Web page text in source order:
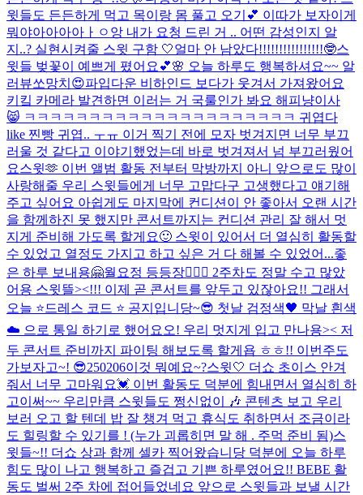
윗들도 든든하게 먹고 목이랑 몸 풀고 오기💕 이따가 보자이게
뭐야아아아아ㅏㅇ앙 내가 요청 드린 거 .. 어떤 감성인지 알
지..? 실현시켜줄 스윗 구함 🤍얼마 안 남았다!!!!!!!!!!!!!!!!🤓스
윗들 벚꽃이 예쁘게 폈어요💕🌸 오늘 하루도 행복하셔요~~ 알
러뷰쏘망치😍파입다운 비하인드 보다가 웃겨서 가져왔어요
키킼 카메라 발견하면 이러는 거 국룰인가 봐요 해피냥이사
😸 ㅋㅋㅋㅋㅋㅋㅋㅋㅋㅋㅋㅋㅋㅋㅋㅋㅋㅋㅋㅋㅋ 귀엽다
like 찐빵 귀엽.. ㅜㅠ 이거 찍기 전에 모자 벗겨지면 너무 부끄
러울 것 같다고 이야기했었는데 바로 벗겨져서 넘 부끄러웠어
요스윗🫶 이번 앨범 활동 전부터 막방까지 아니 앞으로도 많이
사랑해줄 우리 스윗들에게 너무 고맙다구 고생했다고 얘기해
주고 싶어요 아쉽게도 마지막에 컨디션이 안 좋아서 오랜 시간
을 함께하진 못 했지만 콘서트까지는 컨디션 관리 잘 해서 멋
지게 준비해 가도록 할게요🙂 스윗이 있어서 더 열심히 활동할
수 있었고 열정도 가지고 하고 싶은 거 다 해볼 수 있었어...좋
은 하루 보내용🤗월요정 등등장🧚🏻‍♀️ 2주차도 정말 수고 많았
어용 스윗뜰><!!! 이제 곧 콘서트를 앞두고 있잖아요!! 그래서
오늘 ⭐️드레스 코드 ⭐️ 공지입니당~😎 첫날 검정색🖤 막날 흰색
☁️ 으로 통일 하기로 했어요오! 우리 멋지게 입고 만나용>< 저
두 콘서트 준비까지 파이팅 해보도록 할게욥 ㅎㅎ!! 이번주도
가보자고~! 😎250206이것 뭐예요~?스윗🤍 더쇼 초이스 안겨
줘서 너무 고마워요💓 이번 활동도 덕분에 힘내면서 열심히 하
고이써~~ 우리만큼 스윗들도 쩡신없이 🎶 콘텐츠 보고 우리
보러 오고 할 텐데 밥 잘 챙겨 먹고 휴식도 취하면서 조금이라
도 힐링할 수 있기를 ! (누가 괴롭히면 말 해 . 주먹 준비 됨)스
윗들~!! 더쇼 상과 함께 셀카 찍어왔습니당 덕분에 오늘 하루
힘도 많이 나고 행복하고 즐겁고 기쁜 하루였어요!! BEBE 활
동도 벌써 2주 차에 접어들었네요 앞으로 스윗들과 보낼 시간